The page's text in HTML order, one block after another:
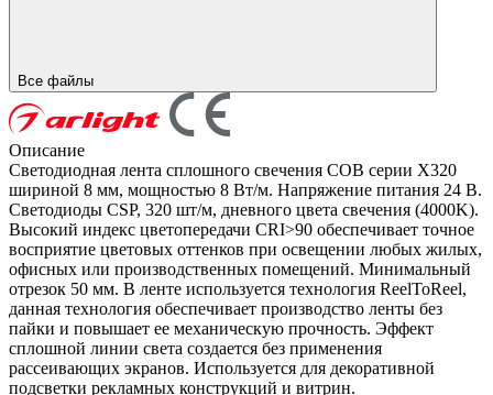
Все файлы
Описание
Светодиодная лента сплошного свечения COB серии X320
шириной 8 мм, мощностью 8 Вт/м. Напряжение питания 24 В.
Светодиоды CSP, 320 шт/м, дневного цвета свечения (4000K).
Высокий индекс цветопередачи CRI>90 обеспечивает точное
восприятие цветовых оттенков при освещении любых жилых,
офисных или производственных помещений. Минимальный
отрезок 50 мм. В ленте используется технология ReelToReel,
данная технология обеспечивает производство ленты без
пайки и повышает ее механическую прочность. Эффект
сплошной линии света создается без применения
рассеивающих экранов. Используется для декоративной
подсветки рекламных конструкций и витрин.